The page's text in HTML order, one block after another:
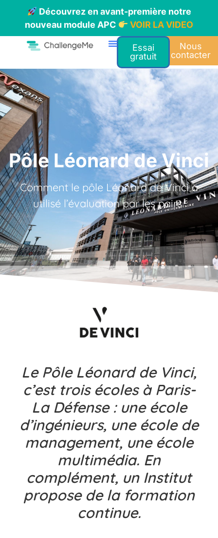
Découvrez en avant-première notre
nouveau module APC
VOIR LA VIDEO
Nous
contacter
Essai
gratuit
Pôle Léonard de Vinci
Comment le pôle Léonard de Vinci a
utilisé l’évaluation par les pairs
Le Pôle Léonard de Vinci,
c’est trois écoles à Paris-
La Défense : une école
d’ingénieurs, une école de
management, une école
multimédia. En
complément, un Institut
propose de la formation
continue.